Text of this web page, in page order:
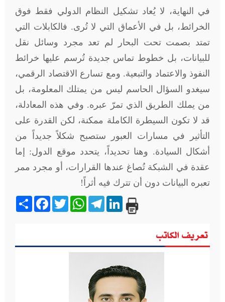
في النهاية، لا يُعاد تشكيل النظام الدولي فقط فوق
الخرائط، بل في الأعماق التي لا تُرى. فالكابلات التي
تمتد بصمت تحت البحار لم تعد مجرد وسائل نقل
للبيانات، بل خطوط تماس جديدة تُرسم عليها خرائط
النفوذ والاعتماد والتبعية. ومع تسارع الاقتصاد الرقمي،
سيغدو السؤال الحاسم ليس من يمتلك المعلومة، بل
من يملك الطريق الذي تمرّ عبره. وفي هذه المعادلة،
قد لا تكون السيطرة الكاملة ممكنة، لكن القدرة على
التأثير في مسارات العبور ستصبح شكلاً جديداً من
أشكال السيادة. وهنا تحديداً، يتحدد موقع الدول: إما
عقدة في الشبكة تُصاغ عندها القرارات، أو مجرد ممر
تعبره البيانات دون أن تترك فيه أثراً!
Share
FacebookTwitter
WhatsApp
Telegram
LinkedIn
تعريف الكاتب